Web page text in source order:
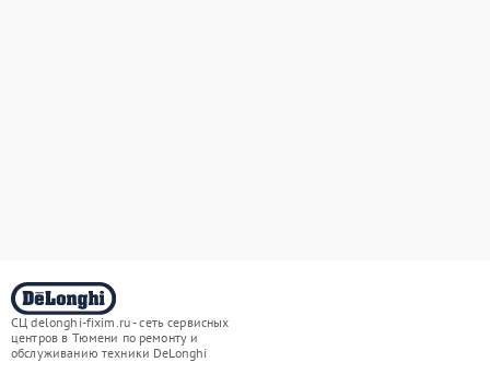
СЦ delonghi-fixim.ru - сеть сервисных
центров в Тюмени по ремонту и
обслуживанию техники DeLonghi